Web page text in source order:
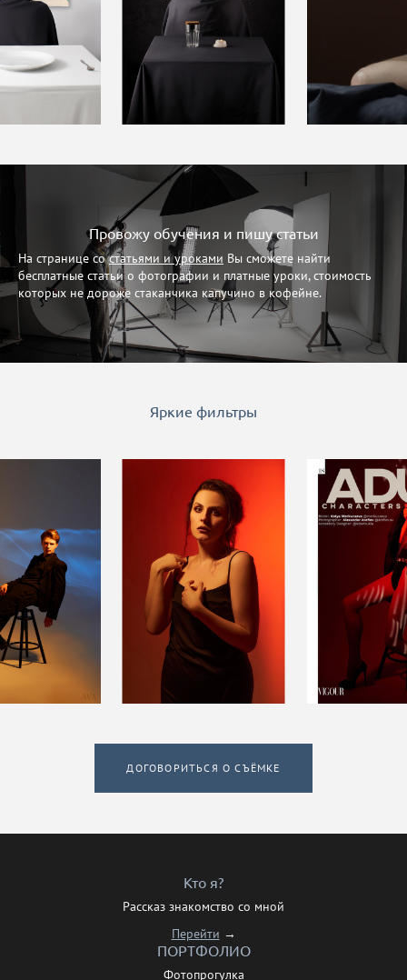
Провожу обучения и пишу статьи
На странице состатьями и уроками Вы сможете найти
бесплатные статьи о фотографии и платные уроки, стоимость
которых не дороже стаканчика капучино в кофейне.
Яркие фильтры
ДОГОВОРИТЬСЯ О СЪЁМКЕ
Кто я?
Рассказ знакомство со мной
Перейти →
ПОРТФОЛИО
Фотопрогулка